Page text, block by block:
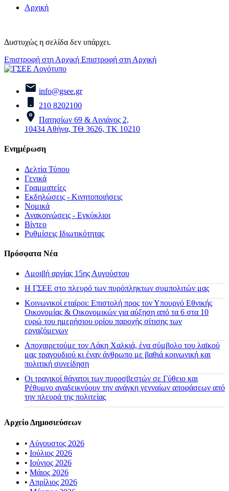
Αρχική
Δυστυχώς η σελίδα δεν υπάρχει.
Επιστροφή στη Αρχική Επιστροφή στη Αρχική
info@gsee.gr
210 8202100
Πατησίων 69 & Αινιάνος 2,
10434 Αθήνα, ΤΘ 3626, ΤΚ 10210
Ενημέρωση
Δελτία Τύπου
Γενικά
Γραμματείες
Εκδηλώσεις - Κινητοποιήσεις
Νομικά
Ανακοινώσεις - Εγκύκλιοι
Βίντεο
Ρυθμίσεις Ιδιωτικότητας
Πρόσφατα Νέα
Αμοιβή αργίας 15ης Αυγούστου
H ΓΣΕΕ στο πλευρό των πυρόπληκτων συμπολιτών μας
Κοινωνικοί εταίροι: Επιστολή προς τον Υπουργό Εθνικής
Οικονομίας & Οικονομικών για αύξηση από τα 6 στα 10
ευρώ του ημερήσιου ορίου παροχής σίτισης των
εργαζόμενων
Αποχαιρετούμε τον Λάκη Χαλκιά, ένα σύμβολο του λαϊκού
μας τραγουδιού κι έναν άνθρωπο με βαθιά κοινωνική και
πολιτική συνείδηση
Οι τραγικοί θάνατοι των πυροσβεστών σε Γύθειο και
Ρέθυμνο αναδεικνύουν την ανάγκη γενναίων αποφάσεων από
την πλευρά της πολιτείας
Αρχείο Δημοσιεύσεων
• Αύγουστος 2026
• Ιούλιος 2026
• Ιούνιος 2026
• Μάιος 2026
• Απρίλιος 2026